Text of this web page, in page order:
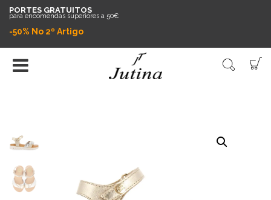
PORTES GRATUITOS
para encomendas superiores a 50€
-50% No 2º Artigo